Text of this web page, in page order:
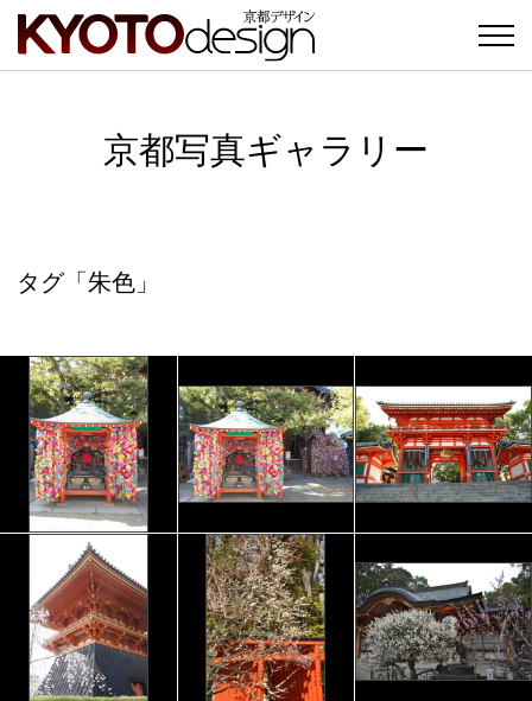
京都写真ギャラリー
タグ「朱色」